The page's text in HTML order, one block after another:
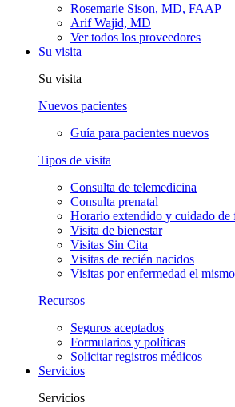
Rosemarie Sison, MD, FAAP
Arif Wajid, MD
Ver todos los proveedores
Su visita
Su visita
Nuevos pacientes
Guía para pacientes nuevos
Tipos de visita
Consulta de telemedicina
Consulta prenatal
Horario extendido y cuidado de
Visita de bienestar
Visitas Sin Cita
Visitas de recién nacidos
Visitas por enfermedad el
Recursos
Seguros aceptados
Formularios y políticas
Solicitar registros médicos
Servicios
Servicios